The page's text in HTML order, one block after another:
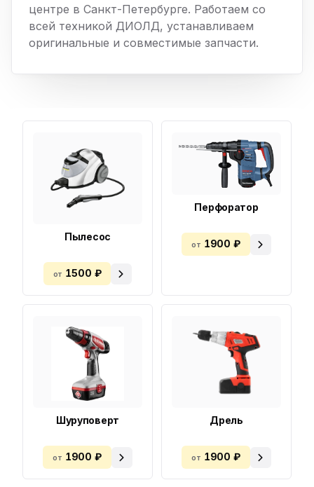
центре в Санкт-Петербурге. Работаем со
всей техникой ДИОЛД, устанавливаем
оригинальные и совместимые запчасти.
Пылесос
от 1500 ₽
Перфоратор
от 1900 ₽
Шуруповерт
от 1900 ₽
Дрель
от 1900 ₽